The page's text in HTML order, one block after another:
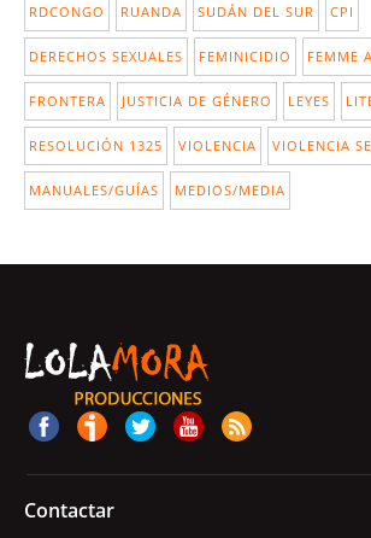
RDCONGO RUANDA SUDÁN DEL SUR CPI
DERECHOS SEXUALES FEMINICIDIO FEMME
FRONTERA JUSTICIA DE GÉNERO LEYES
RESOLUCIÓN 1325 VIOLENCIA VIOLENCIA
MANUALES/GUÍAS MEDIOS/MEDIA
Contactar